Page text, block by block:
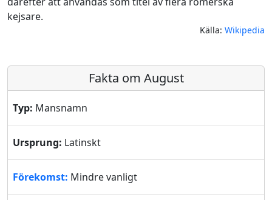
kejsare.
Källa: Wikipedia
Fakta om August
Typ: Mansnamn
Ursprung: Latinskt
Förekomst: Mindre vanligt